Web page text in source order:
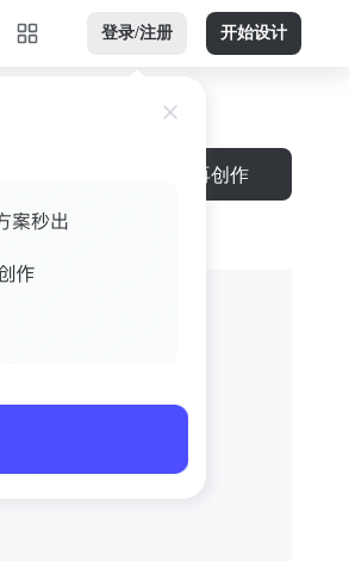
登录/注册 开始设计
再创作